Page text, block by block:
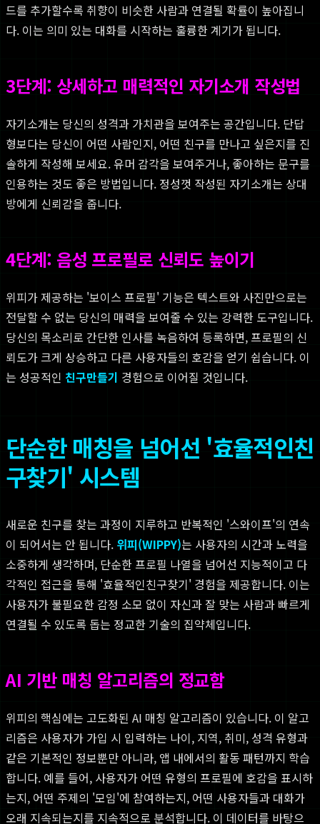
드를 추가할수록 취향이 비슷한 사람과 연결될 확률이 높아집니
다. 이는 의미 있는 대화를 시작하는 훌륭한 계기가 됩니다.
3단계: 상세하고 매력적인 자기소개 작성법
자기소개는 당신의 성격과 가치관을 보여주는 공간입니다. 단답
형보다는 당신이 어떤 사람인지, 어떤 친구를 만나고 싶은지를 진
솔하게 작성해 보세요. 유머 감각을 보여주거나, 좋아하는 문구를
인용하는 것도 좋은 방법입니다. 정성껏 작성된 자기소개는 상대
방에게 신뢰감을 줍니다.
4단계: 음성 프로필로 신뢰도 높이기
위피가 제공하는 '보이스 프로필' 기능은 텍스트와 사진만으로는
전달할 수 없는 당신의 매력을 보여줄 수 있는 강력한 도구입니다.
당신의 목소리로 간단한 인사를 녹음하여 등록하면, 프로필의 신
뢰도가 크게 상승하고 다른 사용자들의 호감을 얻기 쉽습니다. 이
는 성공적인 친구만들기 경험으로 이어질 것입니다.
단순한 매칭을 넘어선 '효율적인친
구찾기' 시스템
새로운 친구를 찾는 과정이 지루하고 반복적인 '스와이프'의 연속
이 되어서는 안 됩니다. 위피(WIPPY)는 사용자의 시간과 노력을
소중하게 생각하며, 단순한 프로필 나열을 넘어선 지능적이고 다
각적인 접근을 통해 '효율적인친구찾기' 경험을 제공합니다. 이는
사용자가 불필요한 감정 소모 없이 자신과 잘 맞는 사람과 빠르게
연결될 수 있도록 돕는 정교한 기술의 집약체입니다.
AI 기반 매칭 알고리즘의 정교함
위피의 핵심에는 고도화된 AI 매칭 알고리즘이 있습니다. 이 알고
리즘은 사용자가 가입 시 입력하는 나이, 지역, 취미, 성격 유형과
같은 기본적인 정보뿐만 아니라, 앱 내에서의 활동 패턴까지 학습
합니다. 예를 들어, 사용자가 어떤 유형의 프로필에 호감을 표시하
는지, 어떤 주제의 '모임'에 참여하는지, 어떤 사용자들과 대화가
오래 지속되는지를 지속적으로 분석합니다. 이 데이터를 바탕으